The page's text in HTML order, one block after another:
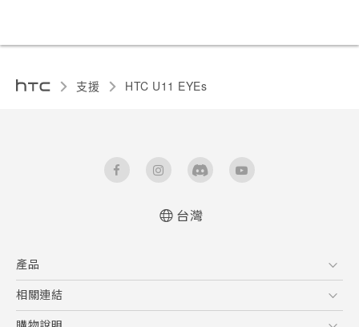
支援 HTC U11 EYEs‎
台灣
產品
5G
智慧型手機
相關連結
HTC Research